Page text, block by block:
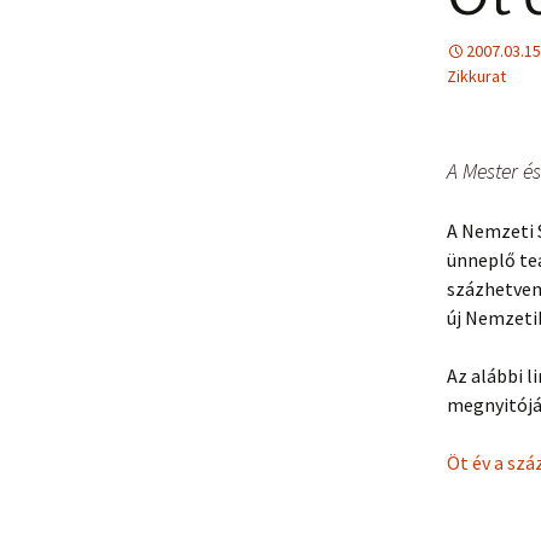
Zikkurat
A Mester
A Nemzeti
ünneplő
új
Az alábbi
Öt év a